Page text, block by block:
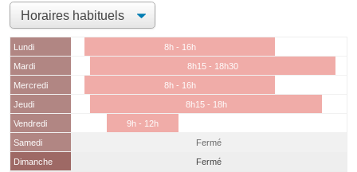
Lundi
8h - 16h
Mardi
8h15 - 18h30
Mercredi
8h - 16h
Jeudi
8h15 - 18h
Vendredi
9h - 12h
Samedi
Fermé
Dimanche
Fermé